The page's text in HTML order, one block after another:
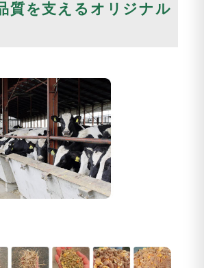
質を支えるオリジナル